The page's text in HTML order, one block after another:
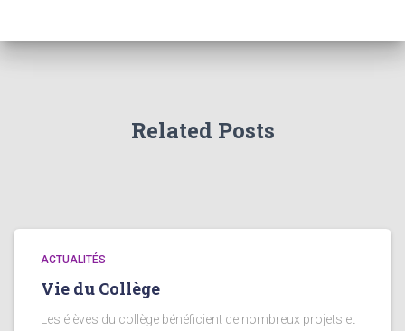
Related Posts
ACTUALITÉS
Vie du Collège
Les élèves du collège bénéficient de nombreux projets et